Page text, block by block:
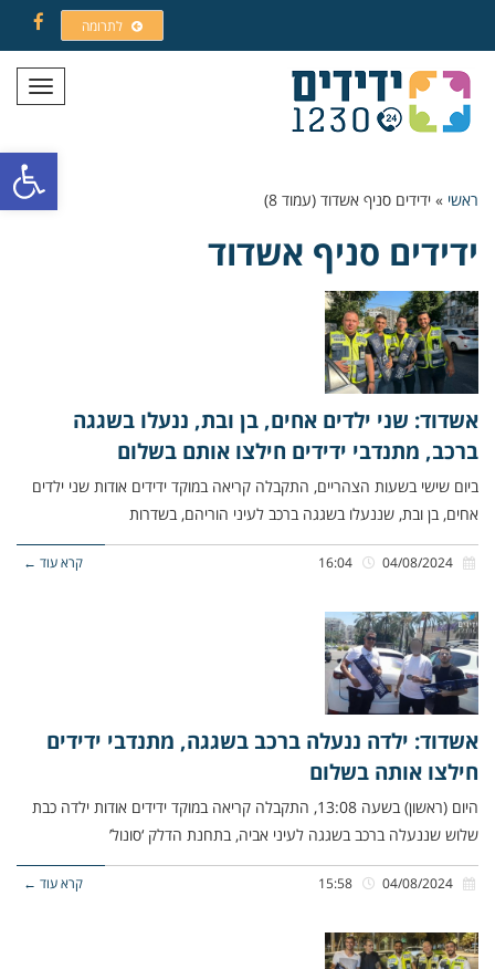
פתח
לתרומה
תפריט
ראשי » ידידים סניף אשדוד (עמוד 8)
ידידים סניף אשדוד
אשדוד: שני ילדים אחים, בן ובת, ננעלו בשגגה
ברכב, מתנדבי ידידים חילצו אותם בשלום
ביום שישי בשעות הצהריים, התקבלה קריאה במוקד ידידים אודות שני ילדים
אחים, בן ובת, שננעלו בשגגה ברכב לעיני הוריהם, בשדרות
קרא עוד ←
אשדוד: ילדה ננעלה ברכב בשגגה, מתנדבי ידידים
חילצו אותה בשלום
היום (ראשון) בשעה 13:08, התקבלה קריאה במוקד ידידים אודות ילדה כבת
שלוש שננעלה ברכב בשגגה לעיני אביה, בתחנת הדלק ‘סונול’
קרא עוד ←